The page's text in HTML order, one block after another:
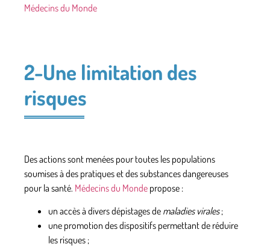
Médecins du Monde
2-Une limitation des
risques
Des actions sont menées pour toutes les populations
soumises à des pratiques et des substancesdangereuses
pour la santé. Médecins du Monde propose :
un accès à divers dépistages de maladies virales;
une promotion des dispositifs permettant de réduire
les risques ;